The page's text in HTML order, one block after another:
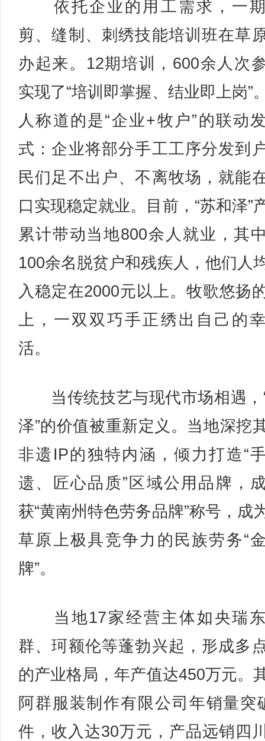
依托企业的用工需求，一
剪、缝制、刺绣技能培训班在草
办起来。12期培训，600余人次
实现了“培训即掌握、结业即上岗”
人称道的是“企业+牧户”的联动
式：企业将部分手工工序分发到
民们足不出户、不离牧场，就能
口实现稳定就业。目前，“苏和泽”
累计带动当地800余人就业，其
100余名脱贫户和残疾人，他们人
入稳定在2000元以上。牧歌悠扬
上，一双双巧手正绣出自己的
活。
当传统技艺与现代市场相遇，
泽”的价值被重新定义。当地深挖
非遗IP的独特内涵，倾力打造“
遗、匠心品质”区域公用品牌，
获“黄南州特色劳务品牌”称号，成
草原上极具竞争力的民族劳务“
牌”。
当地17家经营主体如央瑞
群、珂额伦等蓬勃兴起，形成多
的产业格局，年产值达450万元。
阿群服装制作有限公司年销量突
件，收入达30万元，产品远销四